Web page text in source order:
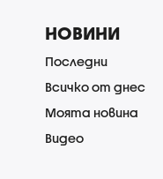
НОВИНИ
Последни
Всичко от днес
Моята новина
Видео